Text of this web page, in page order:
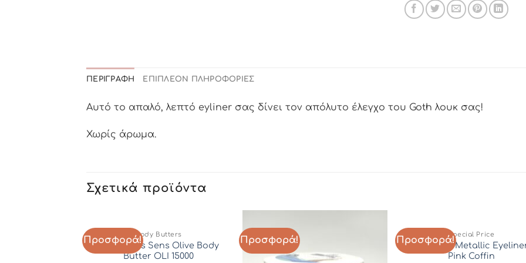
ΠΕΡΙΓΡΑΦΉ ΕΠΙΠΛΈΟΝ ΠΛΗΡΟΦΟΡΊΕΣ
Αυτό το απαλό, λεπτό eyliner σας δίνει τον απόλυτο έλεγχο του Goth λουκ σας!
Χωρίς άρωμα.
Σχετικά προϊόντα
Προσφορά!
Add to
Wishlist
Body Butters
Panier Des Sens Οlive Βody
Βutter OLI 15000
Προσφορά! Προσφορά!
Add
Special Price
MegaLast Metallic
Pink Coffin